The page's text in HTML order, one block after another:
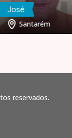
José
Santarém
reservados.